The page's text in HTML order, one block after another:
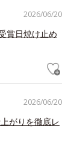
2026/06/20
賞日焼け止め
2026/06/20
がりを徹底レ